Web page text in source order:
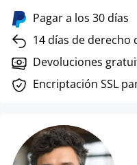
Pagar a los 30 días
14 días de derecho
Devoluciones
Encriptación SSL